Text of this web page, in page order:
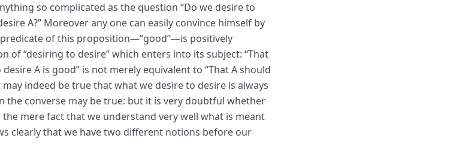
so complicated as the question “Do we desire to
A?” Moreover any one can easily convince himself by
of this proposition—”good”—is positively
of “desiring to desire” which enters into its subject: “That
A is good” is not merely equivalent to “That A should
may indeed be true that what we desire to desire is always
the converse may be true: but it is very doubtful whether
the mere fact that we understand very well what is meant
clearly that we have two different notions before our